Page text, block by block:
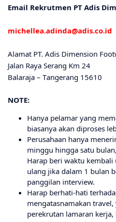
Email Rekrutmen PT Adis
michellea.adinda@adis.co.id
Alamat PT. Adіѕ Dіmеnѕіоn
Jаlаn Rауа Sеrаng Km 24
Bаlаrаjа – Tаngеrаng 15610
NOTE:
Hanya pelamar yang
biasanya akan diproses
Perusahaan hanya
minggu hingga satu
Harap beri waktu
ulang jika dalam 1 bulan
panggilan interview.
Harap berhati-hati
mengatasnamakan
perekrutan lamaran